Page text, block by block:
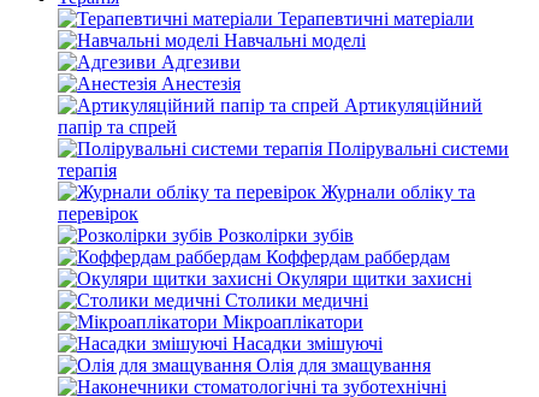
Терапевтичні матеріали
Навчальні моделі
Адгезиви
Анестезія
Артикуляційний
папір та спрей
Полірувальні системи
терапія
Журнали обліку та
перевірок
Розколірки зубів
Коффердам раббердам
Окуляри щитки захисні
Столики медичні
Мікроаплікатори
Насадки змішуючі
Олія для змащування